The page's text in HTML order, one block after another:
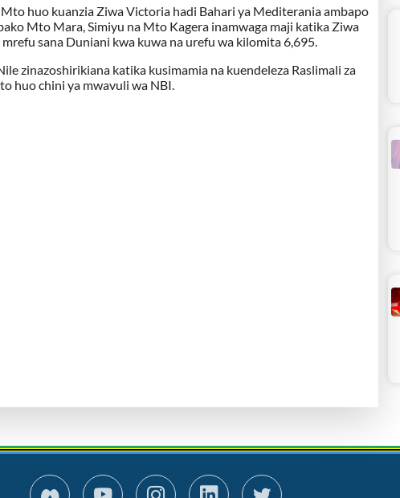
huo kuanzia Ziwa Victoria hadi Bahari ya Mediterania ambapo
Mto Mara, Simiyu na Mto Kagera inamwaga maji katika Ziwa
sana Duniani kwa kuwa na urefu wa kilomita 6,695.
zinazoshirikiana katika kusimamia na kuendeleza Raslimali za
huo chini ya mwavuli wa NBI.